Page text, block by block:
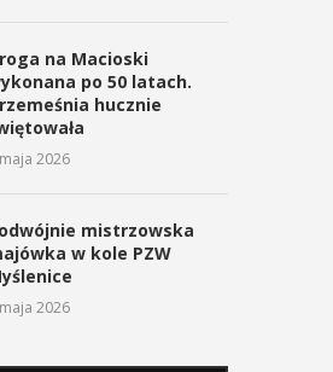
na Macioski
po 50 latach.
hucznie
2026
mistrzowska
w kole PZW
2026